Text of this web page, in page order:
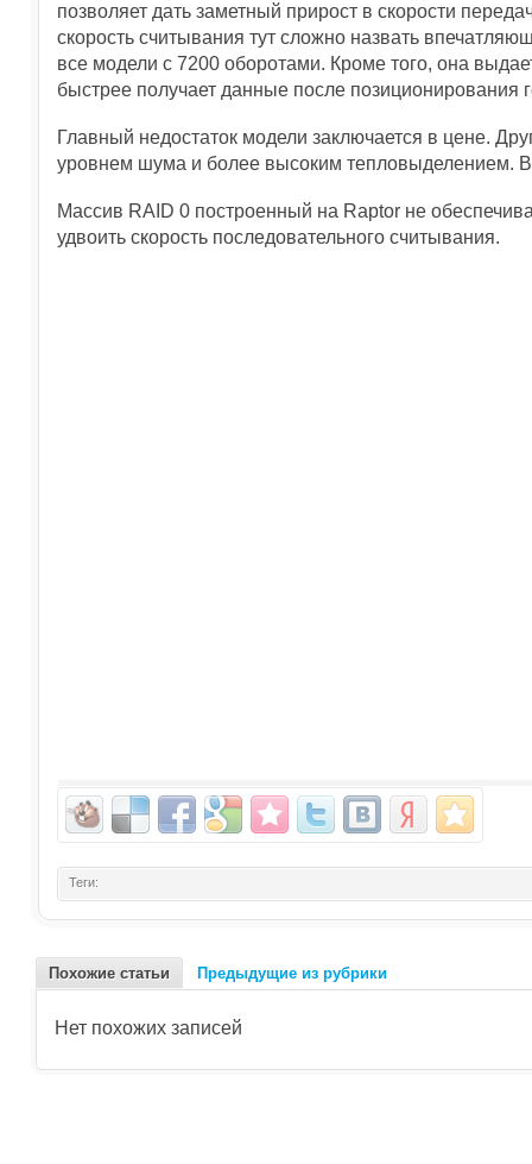
позволяет дать заметный прирост в скорости
скорость считывания тут сложно назвать
все модели с 7200 оборотами. Кроме того, она
быстрее получает данные после позиционирования
Главный недостаток модели заключается в цене.
уровнем шума и более высоким тепловыделением.
Массив RAID 0 построенный на Raptor не
удвоить скорость последовательного считывания.
Теги:
Похожие статьи Предыдущие из рубрики
Нет похожих записей